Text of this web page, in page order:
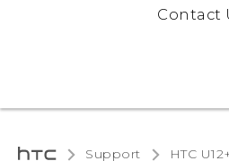
Contact
Support HTC